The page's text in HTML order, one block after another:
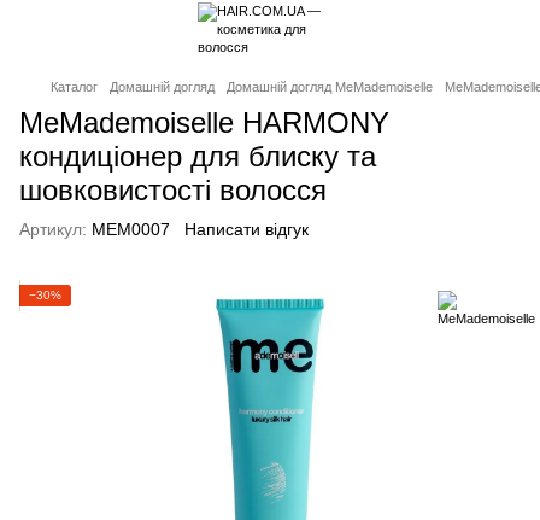
Каталог Домашній догляд Домашній догляд MeMademoiselle
MeMademoiselle HARMONY
кондиціонер для блиску та
шовковистості волосся
Артикул: MEM0007 Написати відгук
−30%